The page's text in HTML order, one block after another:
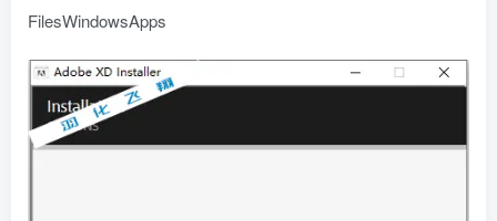
FilesWindowsApps